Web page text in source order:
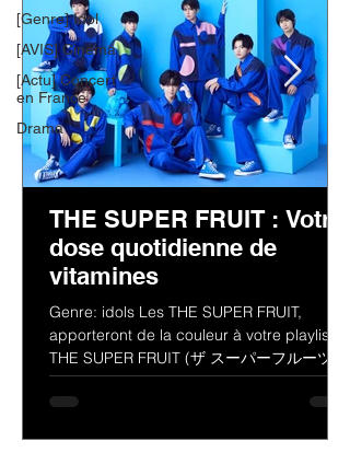
[Genre] Idol
[AVIS] Cinema
[Actu] Concert
en France
Drama
THE SUPER FRUIT : Votre
dose quotidienne de
vitamines
Genre: idols Les THE SUPER FRUIT,
apporteront de la couleur à votre playlist !
THE SUPER FRUIT (ザ スーパーフルーツ)
est un groupe de jeunes...